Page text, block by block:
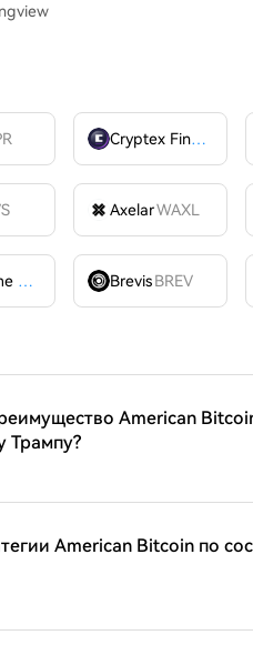
Cryptex Finance
AxelarWAXL
Velodrome Finance VELODROME
Brevis BREV
American
Трампу?
American Bitcoin по